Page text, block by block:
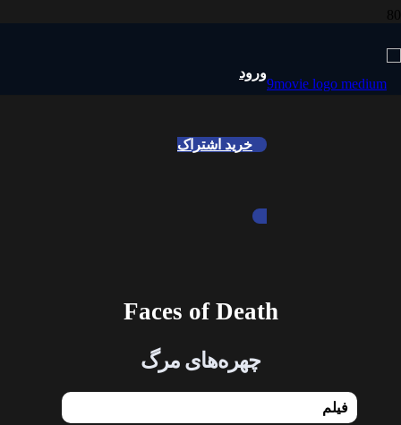
ورود
خرید اشتراک
Faces of Death
چهره‌های مرگ
فیلم